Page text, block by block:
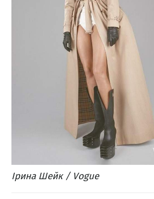
Ірина Шейк / Vogue